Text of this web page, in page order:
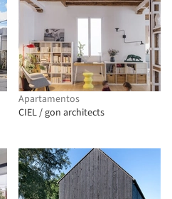
Apartamentos
CIEL / gon architects